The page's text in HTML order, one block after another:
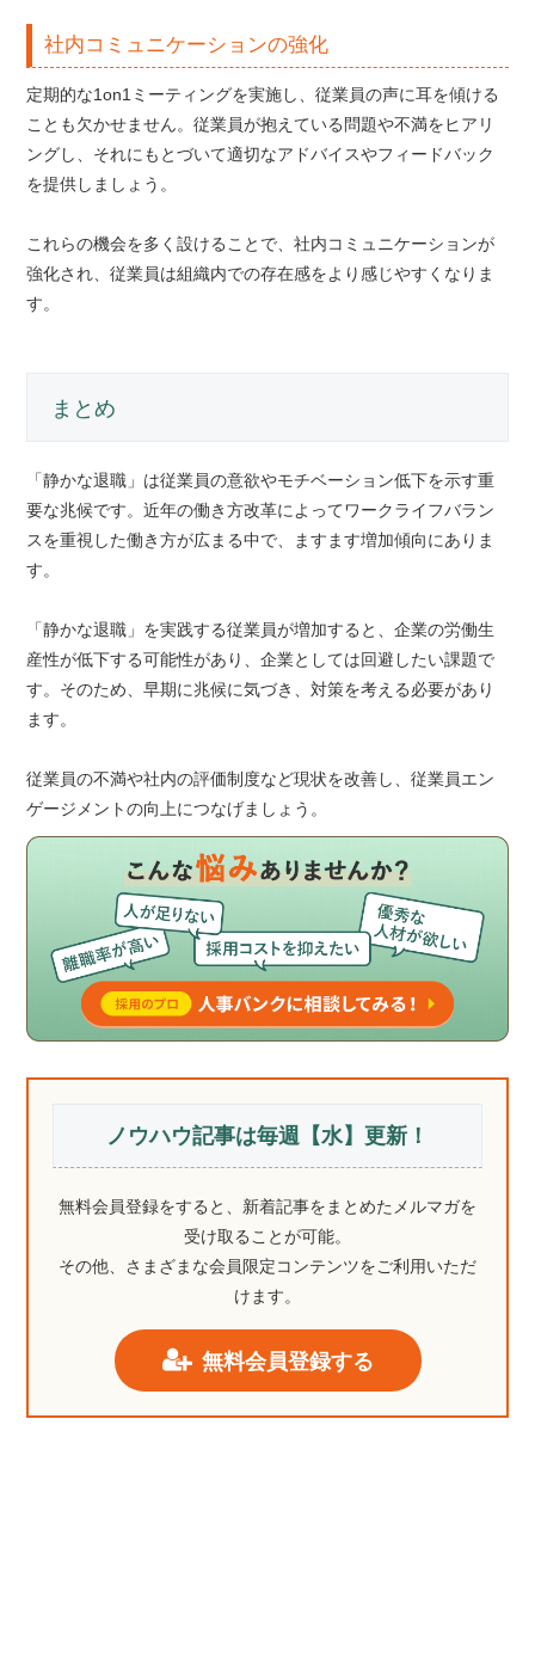
社内コミュニケーションの強化
定期的な1on1ミーティングを実施し、従業員の声に耳を傾ける
ことも欠かせません。従業員が抱えている問題や不満をヒアリ
ングし、それにもとづいて適切なアドバイスやフィードバック
を提供しましょう。
これらの機会を多く設けることで、社内コミュニケーションが
強化され、従業員は組織内での存在感をより感じやすくなりま
す。
まとめ
「静かな退職」は従業員の意欲やモチベーション低下を示す重
要な兆候です。近年の働き方改革によってワークライフバラン
スを重視した働き方が広まる中で、ますます増加傾向にありま
す。
「静かな退職」を実践する従業員が増加すると、企業の労働生
産性が低下する可能性があり、企業としては回避したい課題で
す。そのため、早期に兆候に気づき、対策を考える必要があり
ます。
従業員の不満や社内の評価制度など現状を改善し、従業員エン
ゲージメントの向上につなげましょう。
ノウハウ記事は毎週【水】更新！
無料会員登録をすると、新着記事をまとめたメルマガを
受け取ることが可能。
その他、さまざまな会員限定コンテンツをご利用いただ
けます。
無料会員登録する